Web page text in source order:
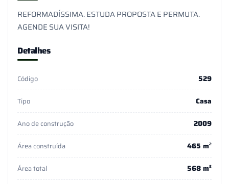
REFORMADÍSSIMA. ESTUDA PROPOSTA E PERMUTA.
AGENDE SUA VISITA!
Detalhes
Código 529
Tipo Casa
Ano de construção 2009
Área construída 465 m²
Área total 568 m²